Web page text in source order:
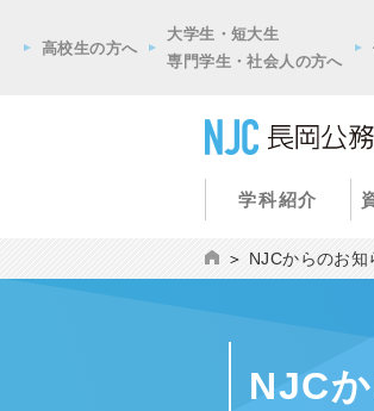
高校生の方へ
大学生・短大生
専門学生・社会人の方へ
学科紹介
NJCからのお知
NJC